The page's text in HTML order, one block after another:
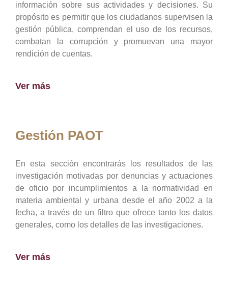
información sobre sus actividades y decisiones. Su
propósito es permitir que los ciudadanos supervisen la
gestión pública, comprendan el uso de los recursos,
combatan la corrupción y promuevan una mayor
rendición de cuentas.
Ver más
Gestión PAOT
En esta sección encontrarás los resultados de las
investigación motivadas por denuncias y actuaciones
de oficio por incumplimientos a la normatividad en
materia ambiental y urbana desde el año 2002 a la
fecha, a través de un filtro que ofrece tanto los datos
generales, como los detalles de las investigaciones.
Ver más